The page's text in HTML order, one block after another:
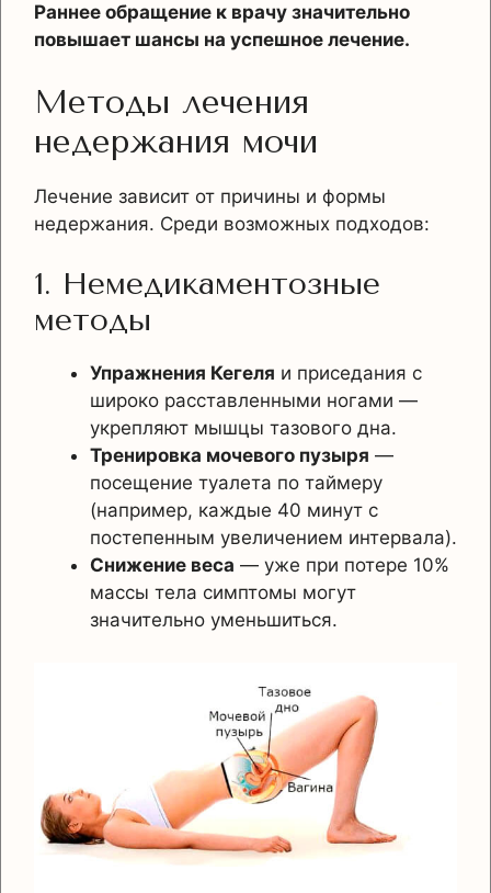
Раннее обращение к врачу значительно
повышает шансы на успешное лечение.
Методы лечения
недержания мочи
Лечение зависит от причины и формы
недержания. Среди возможных подходов:
1. Немедикаментозные
методы
Упражнения Кегеля и приседания с
широко расставленными ногами —
укрепляют мышцы тазового дна.
Тренировка мочевого пузыря —
посещение туалета по таймеру
(например, каждые 40 минут с
постепенным увеличением интервала).
Снижение веса — уже при потере 10%
массы тела симптомы могут
значительно уменьшиться.